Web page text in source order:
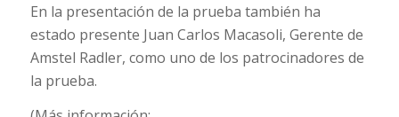
En la presentación de la prueba también ha
estado presente Juan Carlos Macasoli, Gerente de
Amstel Radler, como uno de los patrocinadores de
la prueba.